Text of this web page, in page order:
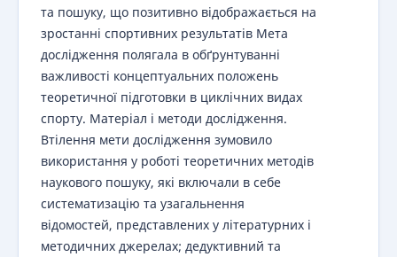
та пошуку, що позитивно відображається на
зростанні спортивних результатів Мета
дослідження полягала в обґрунтуванні
важливості концептуальних положень
теоретичної підготовки в циклічних видах
спорту. Матеріал і методи дослідження.
Втілення мети дослідження зумовило
використання у роботі теоретичних методів
наукового пошуку, які включали в себе
систематизацію та узагальнення
відомостей, представлених у літературних і
методичних джерелах; дедуктивний та